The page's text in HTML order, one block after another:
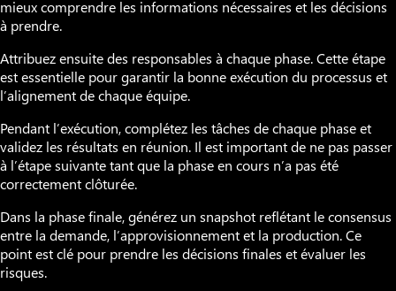
mieux comprendre les informations nécessaires et les décisions
à prendre.
Attribuez ensuite des responsables à chaque phase. Cette étape
est essentielle pour garantir la bonne exécution du processus et
l’alignement de chaque équipe.
Pendant l’exécution, complétez les tâches de chaque phase et
validez les résultats en réunion. Il est important de ne pas passer
à l’étape suivante tant que la phase en cours n’a pas été
correctement clôturée.
Dans la phase finale, générez un snapshot reflétant le consensus
entre la demande, l’approvisionnement et la production. Ce
point est clé pour prendre les décisions finales et évaluer les
risques.